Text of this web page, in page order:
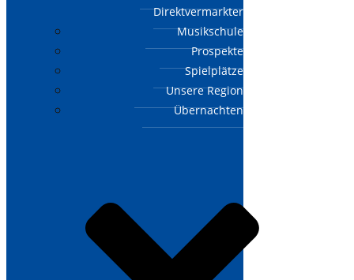
Direktvermarkter
Musikschule
Prospekte
Spielplätze
Unsere Region
Übernachten